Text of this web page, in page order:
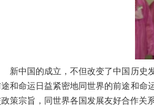
中国的成立，不但改变了中国历史发
和命运日益紧密地同世界的前途和命
策宗旨，同世界各国发展友好合作关